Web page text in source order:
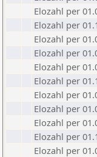
Elozahl per
Elozahl per
Elozahl per
Elozahl per
Elozahl per
Elozahl per
Elozahl per
Elozahl per
Elozahl per
Elozahl per
Elozahl per